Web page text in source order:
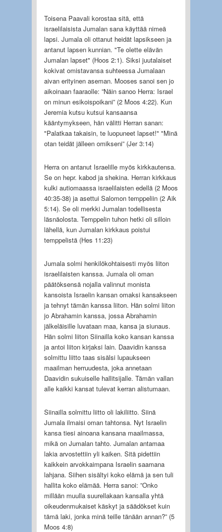
Toisena Paavali korostaa sitä, että
israelilaisista Jumalan sana käyttää nimeä
lapsi. Jumala oli ottanut heidät lapsikseen ja
antanut lapsen kunnian. "Te olette elävän
Jumalan lapset" (Hoos 2:1). Siksi juutalaiset
kokivat omistavansa suhteessa Jumalaan
aivan erityinen aseman. Mooses sanoi sen jo
aikoinaan faaraolle: ”Näin sanoo Herra: Israel
on minun esikoispoikani” (2 Moos 4:22). Kun
Jeremia kutsu kutsui kansaansa
kääntymykseen, hän välitti Herran sanan:
"Palatkaa takaisin, te luopuneet lapset!" "Minä
otan teidät jälleen omikseni” (Jer 3:14)
Herra on antanut Israelille myös kirkkautensa.
Se on hepr. kabod ja shekina. Herran kirkkaus
kulki autiomaassa israelilaisten edellä (2 Moos
40:35-38) ja asettui Salomon temppeliin (2 Aik
5:14). Se oli merkki Jumalan todellisesta
läsnäolosta. Temppelin tuhon hetki oli silloin
lähellä, kun Jumalan kirkkaus poistui
temppelistä (Hes 11:23)
Jumala solmi henkilökohtaisesti myös liiton
israelilaisten kanssa. Jumala oli oman
päätöksensä nojalla valinnut monista
kansoista Israelin kansan omaksi kansakseen
ja tehnyt tämän kanssa liiton. Hän solmi liiton
jo Abrahamin kanssa, jossa Abrahamin
jälkeläisille luvataan maa, kansa ja siunaus.
Hän solmi liiton Siinailla koko kansan kanssa
ja antoi liiton kirjaksi lain. Daavidin kanssa
solmittu liitto taas sisälsi lupaukseen
maailman herruudesta, joka annetaan
Daavidin sukuiselle hallitsijalle. Tämän vallan
alle kaikki kansat tulevat kerran alistumaan.
Siinailla solmittu liitto oli lakiliitto. Siinä
Jumala ilmaisi oman tahtonsa. Nyt Israelin
kansa tiesi ainoana kansana maailmassa,
mikä on Jumalan tahto. Jumalan antamaa
lakia arvostettiin yli kaiken. Sitä pidettiin
kaikkein arvokkaimpana Israelin saamana
lahjana. Siihen sisältyi koko elämä ja sen tuli
hallita koko elämää. Herra sanoi: ”Onko
millään muulla suurellakaan kansalla yhtä
oikeudenmukaiset käskyt ja säädökset kuin
tämä laki, jonka minä teille tänään annan?” (5
Moos 4:8)